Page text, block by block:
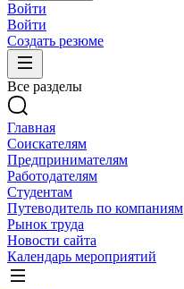
Войти
Войти
Создать резюме
Все разделы
Главная
Соискателям
Предпринимателям
Работодателям
Студентам
Путеводитель по компаниям
Рынок труда
Новости сайта
Календарь мероприятий